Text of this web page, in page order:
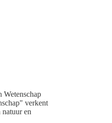
Wetenschap
verkent
natuur en